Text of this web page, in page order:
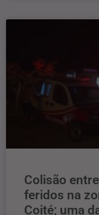
Colisão
feridos na
Coité; uma